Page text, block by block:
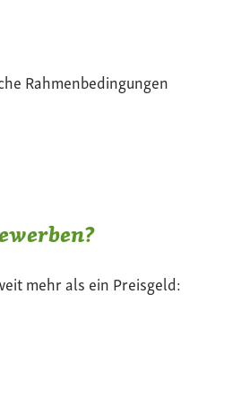
Rahmenbedingungen
mehr als ein Preisgeld: